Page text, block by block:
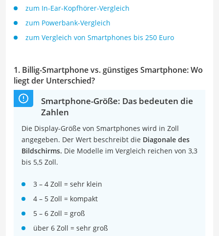
zum In-Ear-Kopfhörer-Vergleich
zum Powerbank-Vergleich
zum Vergleich von Smartphones bis 250 Euro
1. Billig-Smartphone vs. günstiges Smartphone: Wo
liegt der Unterschied?
Smartphone-Größe: Das bedeuten die
Zahlen
Die Display-Größe von Smartphones wird in Zoll
angegeben. Der Wert beschreibt die Diagonale des
Bildschirms. Die Modelle im Vergleich reichen von 3,3
bis 5,5 Zoll.
3 – 4 Zoll = sehr klein
4 – 5 Zoll = kompakt
5 – 6 Zoll = groß
über 6 Zoll = sehr groß